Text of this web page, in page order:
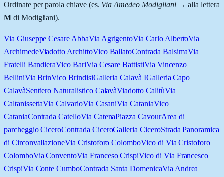
Ordinate per parola chiave (es. Via Amedeo Modigliani→ alla lettera
Mdi Modigliani).
Via Giuseppe Cesare AbbaVia AgrigentoVia Carlo AlbertoVia
ArchimedeViadotto ArchittoVico BallatoContrada BalsimaVia
Fratelli BandieraVico BariVia Cesare BattistiVia Vincenzo
BelliniVia BrinVico BrindisiGalleria Calavà IGalleria Capo
CalavàSentiero Naturalistico CalavàViadotto CalitùVia
CaltanissettaVia CalvarioVia CasaniVia CataniaVico
CataniaContrada CatelloVia CatenaPiazza CavourArea di
parcheggio CiceroContrada CiceroGalleria CiceroStrada Panoramica
di CirconvallazioneVia Cristoforo ColomboVico di Via Cristoforo
ColomboVia ConventoVia Franceso CrispiVico di Via Francesco
CrispiVia Conte CumboContrada Santa DomenicaVia Andrea